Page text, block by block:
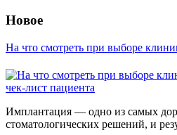
Новое
На что смотреть при выборе
Имплантация — одно из самых
стоматологических решений, и